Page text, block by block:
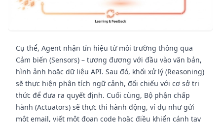
Cụ thể, Agent nhận tín hiệu từ môi trường thông qua
Cảm biến (Sensors) – tương đương với đầu vào văn bản,
hình ảnh hoặc dữ liệu API. Sau đó, khối xử lý (Reasoning)
sẽ thực hiện phân tích ngữ cảnh, đối chiếu với cơ sở tri
thức để đưa ra quyết định. Cuối cùng, Bộ phận chấp
hành (Actuators) sẽ thực thi hành động, ví dụ như gửi
một email, viết một đoạn code hoặc điều khiển cánh tay